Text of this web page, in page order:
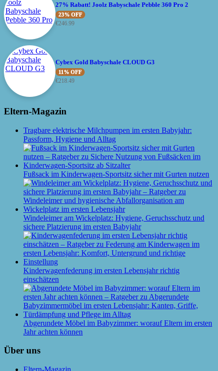
27% Rabatt! Joolz Babyschale Pebble 360 Pro 2
23% OFF
€246.99
Cybex Gold Babyschale CLOUD G3
11% OFF
€218.49
Eltern-Magazin
Tragbare elektrische Milchpumpen im ersten Babyjahr:
Passform, Hygiene und Alltag
Fußsack im Kinderwagen-Sportsitz sicher mit Gurten nutzen
Windeleimer am Wickelplatz: Hygiene, Geruchsschutz und
sichere Platzierung im ersten Babyjahr
Kinderwagenfederung im ersten Lebensjahr richtig
einschätzen
Abgerundete Möbel im Babyzimmer: worauf Eltern im ersten
Jahr achten können
Über uns
Eltern-Magazin